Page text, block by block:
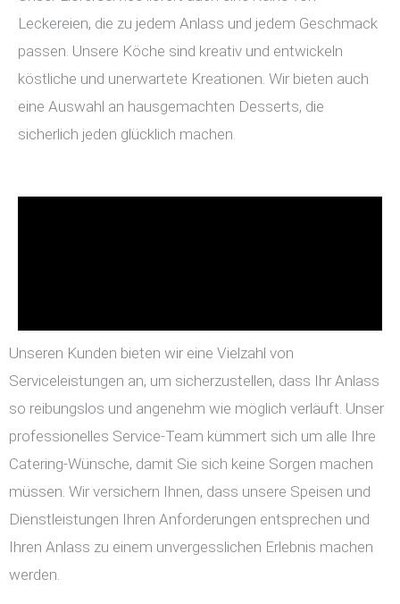
Leckereien, die zu jedem Anlass und jedem Geschmack
passen. Unsere Köche sind kreativ und entwickeln
köstliche und unerwartete Kreationen. Wir bieten auch
eine Auswahl an hausgemachten Desserts, die
sicherlich jeden glücklich machen.
Unseren Kunden bieten wir eine Vielzahl von
Serviceleistungen an, um sicherzustellen, dass Ihr Anlass
so reibungslos und angenehm wie möglich verläuft. Unser
professionelles Service-Team kümmert sich um alle Ihre
Catering-Wünsche, damit Sie sich keine Sorgen machen
müssen. Wir versichern Ihnen, dass unsere Speisen und
Dienstleistungen Ihren Anforderungen entsprechen und
Ihren Anlass zu einem unvergesslichen Erlebnis machen
werden.